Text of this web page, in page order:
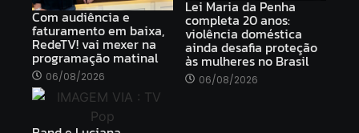
Com audiência e
faturamento em baixa,
RedeTV! vai mexer na
programação matinal
06/08/2026
Lei Maria da Penha
completa 20 anos:
violência doméstica
ainda desafia proteção
às mulheres no Brasil
06/08/2026